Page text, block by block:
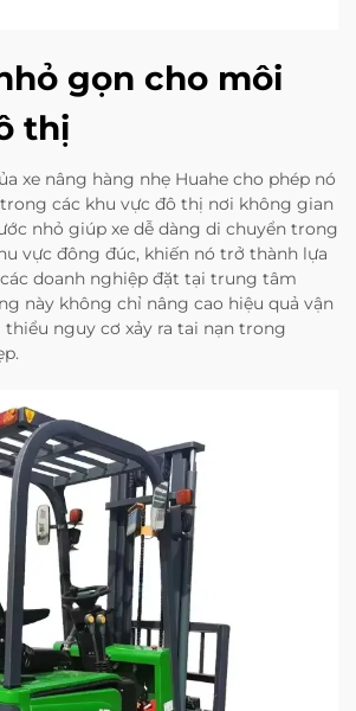
gọn cho môi
thị
xe nâng hàng nhẹ Huahe cho phép nó
các khu vực đô thị nơi không gian
nhỏ giúp xe dễ dàng di chuyển trong
vực đông đúc, khiến nó trở thành lựa
doanh nghiệp đặt tại trung tâm
này không chỉ nâng cao hiệu quả vận
nguy cơ xảy ra tai nạn trong